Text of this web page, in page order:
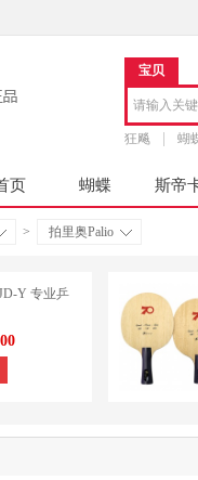
宝贝
狂飚 蝴
页 蝴蝶 斯帝
> 拍里奥Palio
Y 专业乒